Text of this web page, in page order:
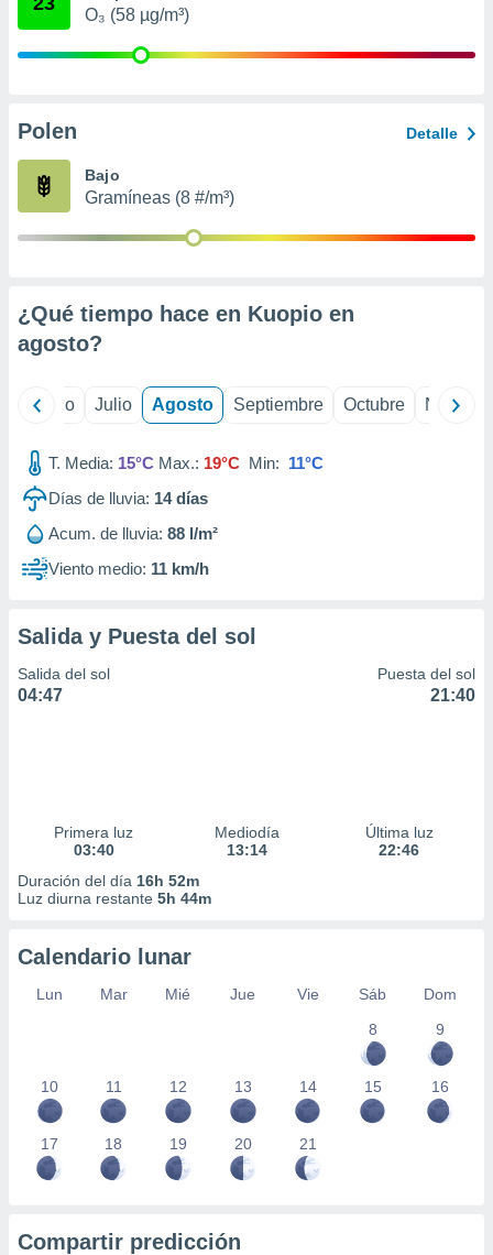
publicidad
de
1199
O₃ (58 µg/m³)
Polen Detalle
Bajo
Gramíneas (8 #/m³)
¿Qué tiempo hace en Kuopio en
agosto?
Junio Julio Agosto Septiembre Octubre
T. Media: 15°C Max.: 19°C Min: 11°C
Días de lluvia: 14días
Acum. de lluvia: 88 l/m²
Viento medio: 11 km/h
Salida y Puesta del sol
Salida del sol
04:47
Puesta del sol
21:40
Primera luz
03:40
Mediodía
13:14
Última luz
22:46
Duración del día 16h 52m
Luz diurna restante 5h 44m
Calendario lunar
Lun Mar Mié Jue Vie Sáb
Dom
8
9
10 11 12 13 14 15 16
17 18 19 20 21
Compartir predicción